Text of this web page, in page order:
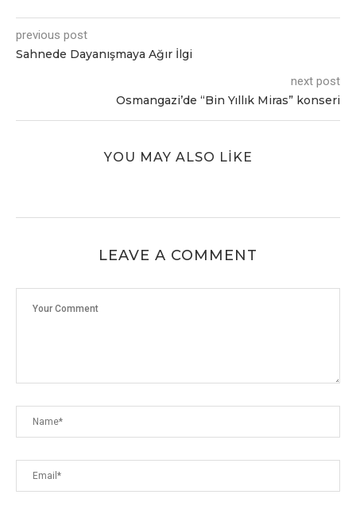
previous post
Sahnede Dayanışmaya Ağır İlgi
next post
Osmangazi’de “Bin Yıllık Miras” konseri
YOU MAY ALSO LIKE
LEAVE A COMMENT